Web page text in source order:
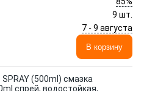
9 шт.
7 - 9 августа
В корзину
SPRAY (500ml) смазка
спрей, водостойкая,